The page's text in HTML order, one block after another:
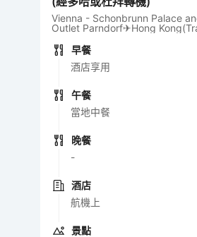
Vienna - Schonbrunn Palace
Outlet Parndorf✈Hong
早餐
酒店享用
午餐
當地中餐
晚餐
-
酒店
航機上
景點